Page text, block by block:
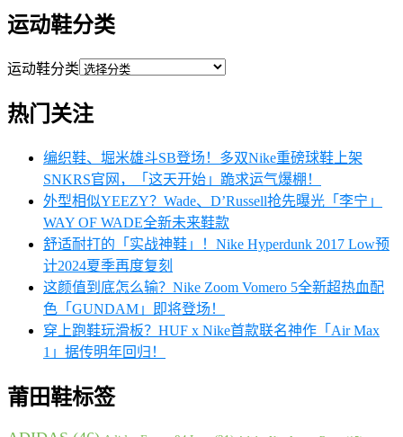
运动鞋分类
运动鞋分类
热门关注
编织鞋、堀米雄斗SB登场！多双Nike重磅球鞋上架
SNKRS官网，「这天开始」跪求运气爆棚！
外型相似YEEZY？Wade、D’Russell抢先曝光「李宁」
WAY OF WADE全新未来鞋款
舒适耐打的「实战神鞋」！Nike Hyperdunk 2017 Low预
计2024夏季再度复刻
这颜值到底怎么输？Nike Zoom Vomero 5全新超热血配
色「GUNDAM」即将登场！
穿上跑鞋玩滑板？HUF x Nike首款联名神作「Air Max
1」据传明年回归！
莆田鞋标签